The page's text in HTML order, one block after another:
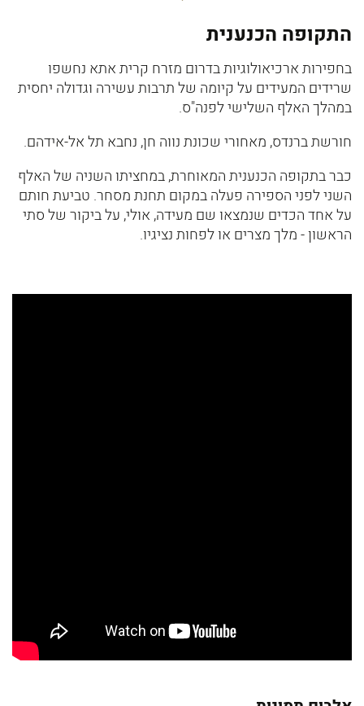
התקופה הכנענית
בחפירות ארכיאולוגיות בדרום מזרח קרית אתא נחשפו
שרידים המעידים על קיומה של תרבות עשירה וגדולה יחסית
במהלך האלף השלישי לפנה"ס.
חורשת ברנדס, מאחורי שכונת נווה חן, נחבא תל אל-אידהם.
כבר בתקופה הכנענית המאוחרת, במחציתו השניה של האלף
השני לפני הספירה פעלה במקום תחנת מסחר. טביעת חותם
על אחד הכדים שנמצאו שם מעידה, אולי, על ביקור של סתי
הראשון - מלך מצרים או לפחות נציגיו.